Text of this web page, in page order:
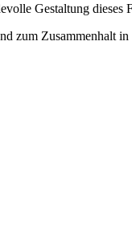
Gestaltung dieses
zum Zusammenhalt